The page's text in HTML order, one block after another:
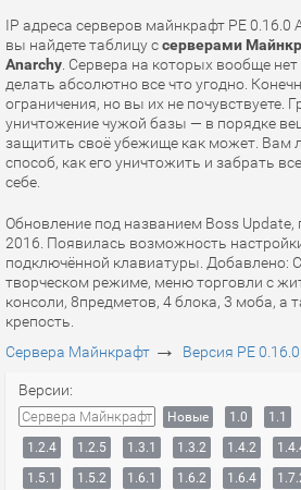
IP адреса серверов майнкрафт PE 0.16.0
вы найдете таблицу ссерверами
Anarchy . Сервера на которых вообще
делать абсолютно все что угодно.
ограничения, но вы их не почувствуете.
уничтожение чужой базы — в порядке
защитить своё убежище как может. Вам
способ, как его уничтожить и забрать
себе.
Обновление под названием Boss Update,
2016. Появилась возможность
подключённой клавиатуры. Добавлено:
творческом режиме, меню торговли с
консоли, 8предметов, 4 блока, 3 моба, а
крепость.
Сервера Майнкрафт → Версия PE 0.16.0
Версии:
Сервера Майнкрафт Новые 1.0 1.1
1.2.4
1.2.5 1.3.1 1.3.2 1.4.2
1.5.1
1.5.2 1.6.1 1.6.2 1.6.4